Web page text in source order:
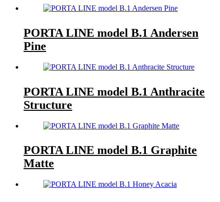
PORTA LINE model B.1 Andersen
Pine
PORTA LINE model B.1 Anthracite
Structure
PORTA LINE model B.1 Graphite
Matte